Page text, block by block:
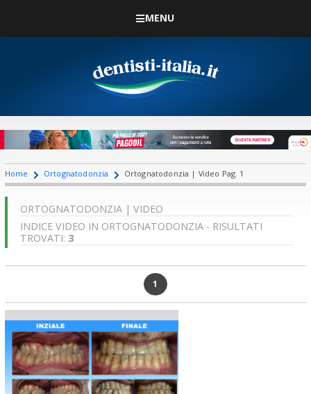
MENU
Home Ortognatodonzia Ortognatodonzia | Video Pag. 1
ORTOGNATODONZIA | VIDEO
INDICE VIDEO IN ORTOGNATODONZIA - RISULTATI
TROVATI: 3
1